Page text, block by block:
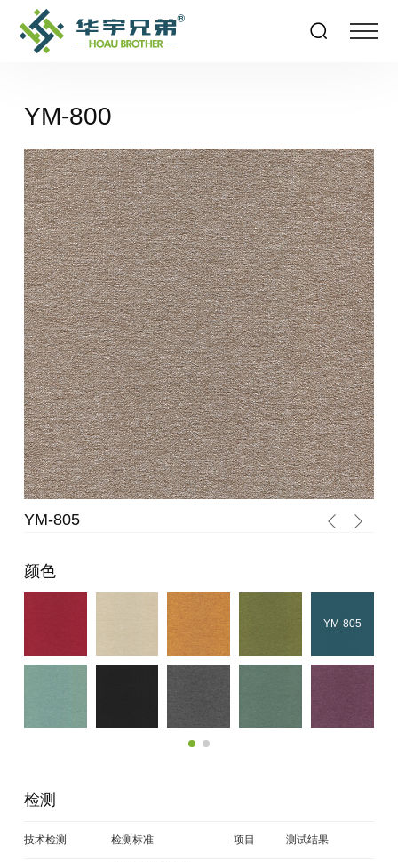
YM-800
YM-805
颜色
YM-805
检测
技术检测 检测标准 项目 测试结果